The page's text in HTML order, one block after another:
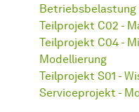
Betriebsbelastung
Teilprojekt C02 -
Teilprojekt C04 -
Modellierung
Teilprojekt S01 -
Serviceprojekt -